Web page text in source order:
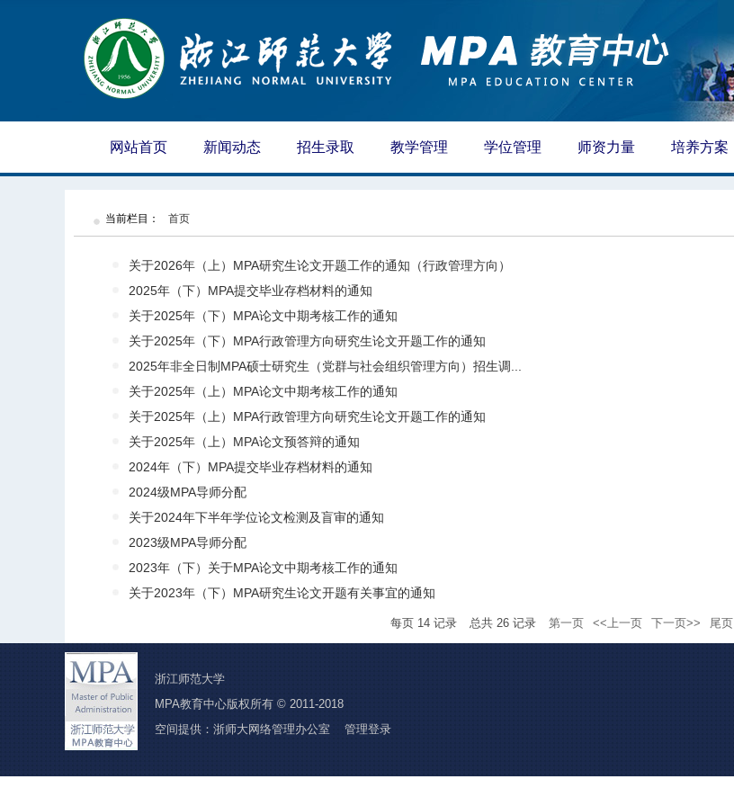
网站首页 新闻动态 招生录取 教学管理 学位管理 师资力量 培养方案
当前栏目： 首页
关于2026年（上）MPA研究生论文开题工作的通知（行政管理方向）
2025年（下）MPA提交毕业存档材料的通知
关于2025年（下）MPA论文中期考核工作的通知
关于2025年（下）MPA行政管理方向研究生论文开题工作的通知
2025年非全日制MPA硕士研究生（党群与社会组织管理方向）招生调...
关于2025年（上）MPA论文中期考核工作的通知
关于2025年（上）MPA行政管理方向研究生论文开题工作的通知
关于2025年（上）MPA论文预答辩的通知
2024年（下）MPA提交毕业存档材料的通知
2024级MPA导师分配
关于2024年下半年学位论文检测及盲审的通知
2023级MPA导师分配
2023年（下）关于MPA论文中期考核工作的通知
关于2023年（下）MPA研究生论文开题有关事宜的通知
每页 14 记录 总共 26 记录 第一页 <<上一页 下一页>> 尾页
浙江师范大学
MPA教育中心版权所有 © 2011-2018
空间提供：浙师大网络管理办公室 管理登录